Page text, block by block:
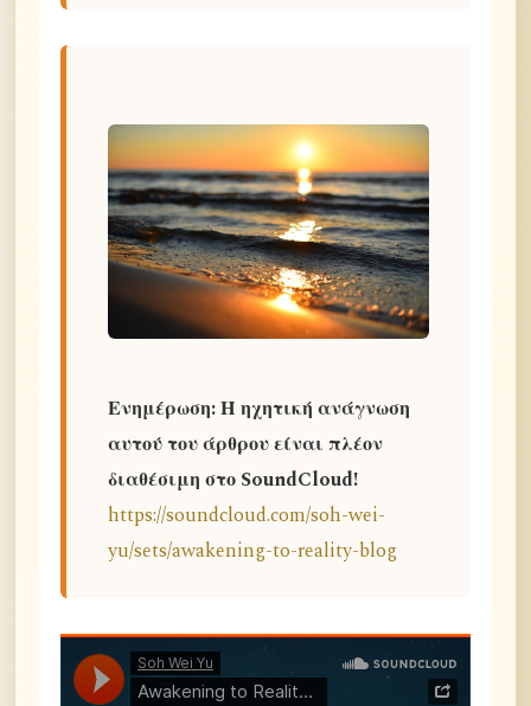
Ενημέρωση: Η ηχητική ανάγνωση
αυτού του άρθρου είναι πλέον
διαθέσιμη στο SoundCloud!
https://soundcloud.com/soh-wei-
yu/sets/awakening-to-reality-blog